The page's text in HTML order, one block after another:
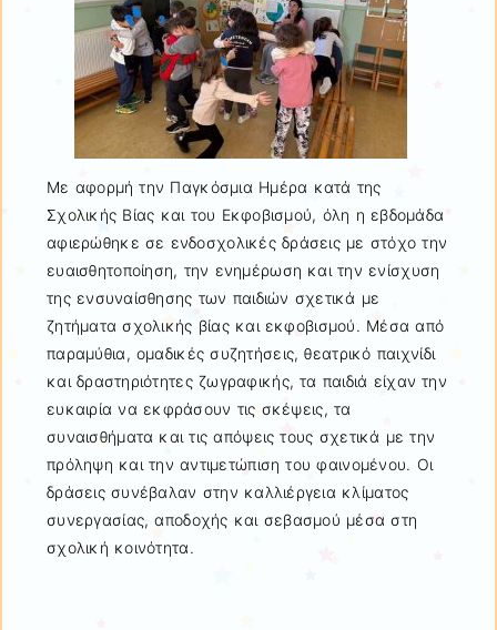
Με αφορμή την Παγκόσμια Ημέρα κατά της
Σχολικής Βίας και του Εκφοβισμού, όλη η εβδομάδα
αφιερώθηκε σε ενδοσχολικές δράσεις με στόχο την
ευαισθητοποίηση, την ενημέρωση και την ενίσχυση
της ενσυναίσθησης των παιδιών σχετικά με
ζητήματα σχολικής βίας και εκφοβισμού. Μέσα από
παραμύθια, ομαδικές συζητήσεις, θεατρικό παιχνίδι
και δραστηριότητες ζωγραφικής, τα παιδιά είχαν την
ευκαιρία να εκφράσουν τις σκέψεις, τα
συναισθήματα και τις απόψεις τους σχετικά με την
πρόληψη και την αντιμετώπιση του φαινομένου. Οι
δράσεις συνέβαλαν στην καλλιέργεια κλίματος
συνεργασίας, αποδοχής και σεβασμού μέσα στη
σχολική κοινότητα.